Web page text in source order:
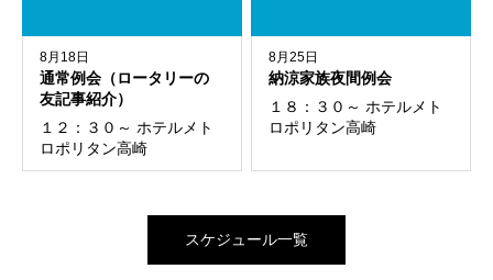
8月18日
通常例会（ロータリーの
友記事紹介）
１２：３０～ ホテルメト
ロポリタン高崎
8月25日
納涼家族夜間例会
１８：３０～ ホテルメト
ロポリタン高崎
スケジュール一覧